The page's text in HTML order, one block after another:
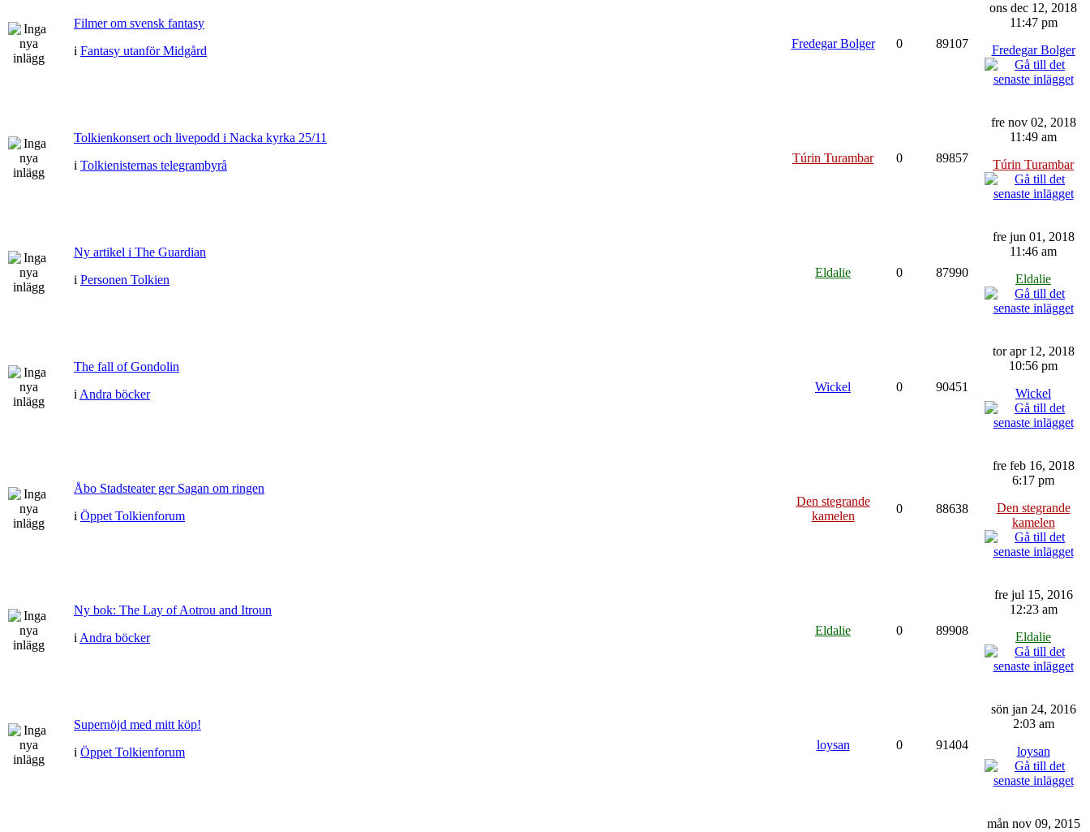
Filmer om svensk fantasy
i Fantasy utanför Midgård
Fredegar Bolger 0 89107
ons dec 12, 2018
11:47 pm
Fredegar Bolger
Tolkienkonsert och livepodd i Nacka kyrka 25/11
i Tolkienisternas telegrambyrå
Túrin Turambar 0 89857
fre nov 02, 2018
11:49 am
Túrin Turambar
Ny artikel i The Guardian
i Personen Tolkien
Eldalie 0 87990
fre jun 01, 2018
11:46 am
Eldalie
The fall of Gondolin
i Andra böcker
Wickel 0 90451
tor apr 12, 2018
10:56 pm
Wickel
Åbo Stadsteater ger Sagan om ringen
i Öppet Tolkienforum
Den stegrande
kamelen
0 88638
fre feb 16, 2018
6:17 pm
Den stegrande
kamelen
Ny bok: The Lay of Aotrou and Itroun
i Andra böcker
Eldalie 0 89908
fre jul 15, 2016
12:23 am
Eldalie
Supernöjd med mitt köp!
i Öppet Tolkienforum
loysan 0 91404
sön jan 24, 2016
2:03 am
loysan
mån nov 09, 2015